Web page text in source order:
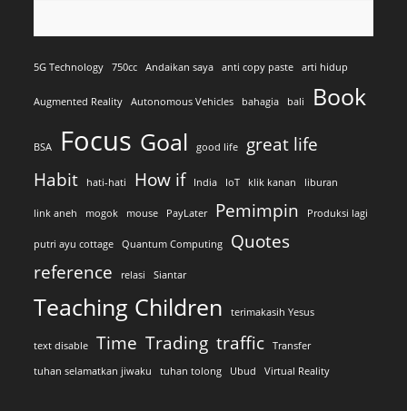
5G Technology 750cc Andaikan saya anti copy paste arti hidup
Augmented Reality Autonomous Vehicles bahagia bali Book
BSA Focus Goal good life
great life
Habit
hati-hati How if India IoT klik kanan liburan
link aneh mogok mouse PayLater Pemimpin Produksi lagi
putri ayu cottage Quantum Computing
Quotes
reference
relasi Siantar
Teaching Children terimakasih Yesus
text disable Time Trading traffic
Transfer
tuhan selamatkan jiwaku
tuhan tolong Ubud Virtual Reality